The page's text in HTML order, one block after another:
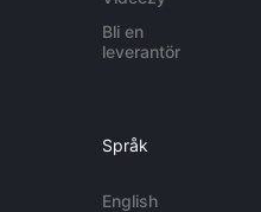
Bli en
leverantör
Språk
English